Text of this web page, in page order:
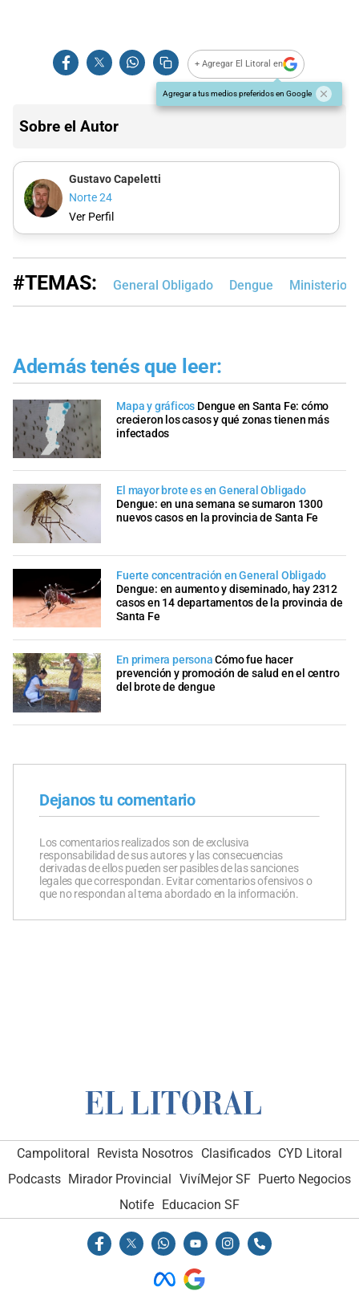
+ Agregar El Litoral en
Agregar a tus medios preferidos en Google
Sobre el Autor
Gustavo Capeletti
Norte 24
Ver Perfil
#TEMAS: General Obligado Dengue Ministerio
Además tenés que leer:
Mapa y gráficos Dengue en Santa Fe: cómo
crecieron los casos y qué zonas tienen más
infectados
El mayor brote es en General Obligado
Dengue: en una semana se sumaron 1300
nuevos casos en la provincia de Santa Fe
Fuerte concentración en General Obligado
Dengue: en aumento y diseminado, hay 2312
casos en 14 departamentos de la provincia de
Santa Fe
En primera persona Cómo fue hacer
prevención y promoción de salud en el centro
del brote de dengue
Dejanos tu comentario
Los comentarios realizados son de exclusiva
responsabilidad de sus autores y las consecuencias
derivadas de ellos pueden ser pasibles de las sanciones
legales que correspondan. Evitar comentarios ofensivos o
que no respondan al tema abordado en la información.
Campolitoral Revista Nosotros Clasificados CYD Litoral
Podcasts Mirador Provincial VivíMejor SF Puerto Negocios
Notife Educacion SF